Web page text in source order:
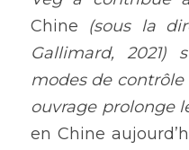
Chine (sous la
Gallimard, 2021)
modes de contrôle
ouvrage prolonge
en Chine